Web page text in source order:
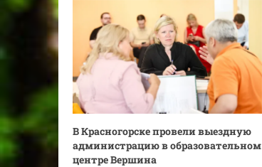
В Красногорске провели выездную
администрацию в образовательном
центре Вершина